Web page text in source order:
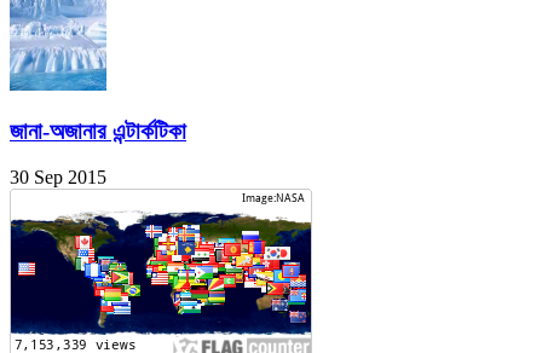
জানা-অজানার এন্টার্কটিকা
30 Sep 2015